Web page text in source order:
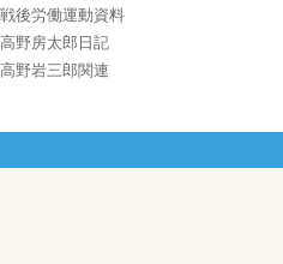
戦後労働運動資料
高野房太郎日記
高野岩三郎関連